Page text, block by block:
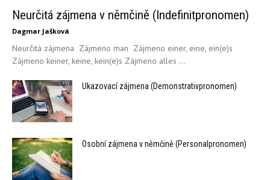
Neurčitá zájmena v němčině (Indefinitpronomen)
Dagmar Jašková
Neurčitá zájmena Zájmeno man Zájmeno einer, eine, ein(e)s
Zájmeno keiner, keine, kein(e)s Zájmeno alles ...
Ukazovací zájmena (Demonstrativpronomen)
Osobní zájmena v němčině (Personalpronomen)